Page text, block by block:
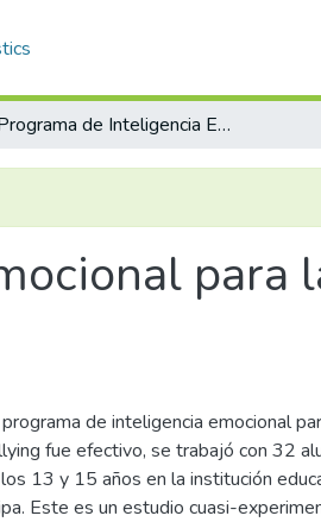
Programa de Inteligencia Emocional para la Reducción de Conductas de Bullying
para
de inteligencia emocional
fue efectivo, se trabajó con 32
13 y 15 años en la institución
Este es un estudio cuasi-